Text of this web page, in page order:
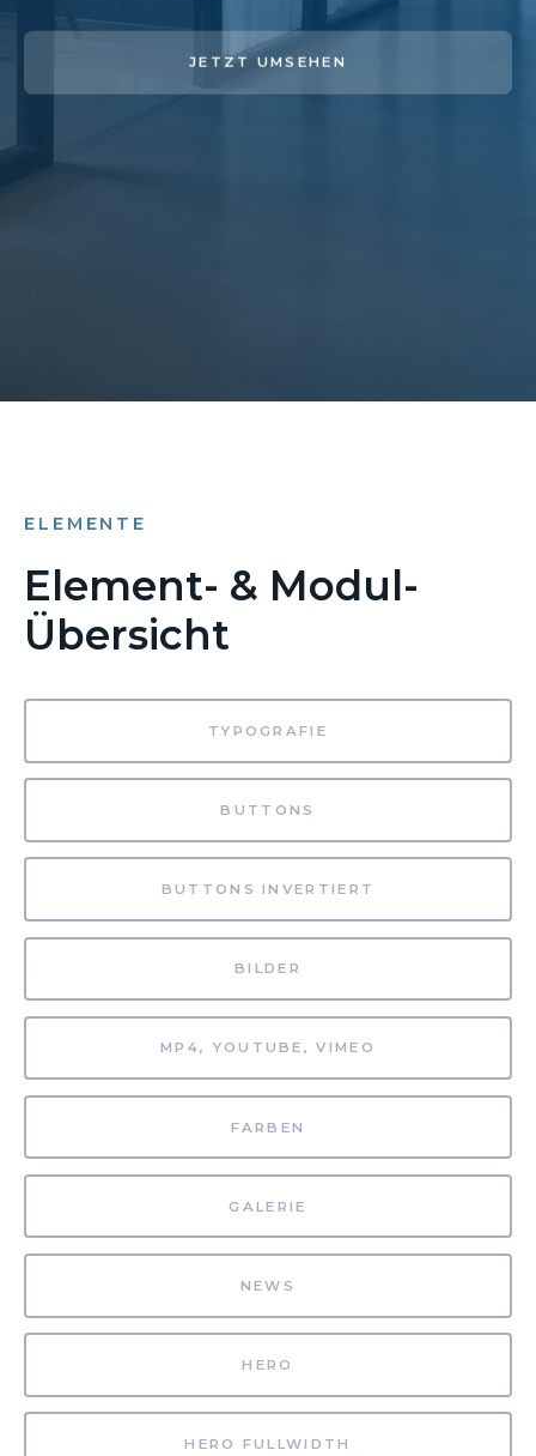
JETZT UMSEHEN
ELEMENTE
Element- & Modul-
Übersicht
TYPOGRAFIE
BUTTONS
BUTTONS INVERTIERT
BILDER
MP4, YOUTUBE, VIMEO
FARBEN
GALERIE
NEWS
HERO
HERO FULLWIDTH